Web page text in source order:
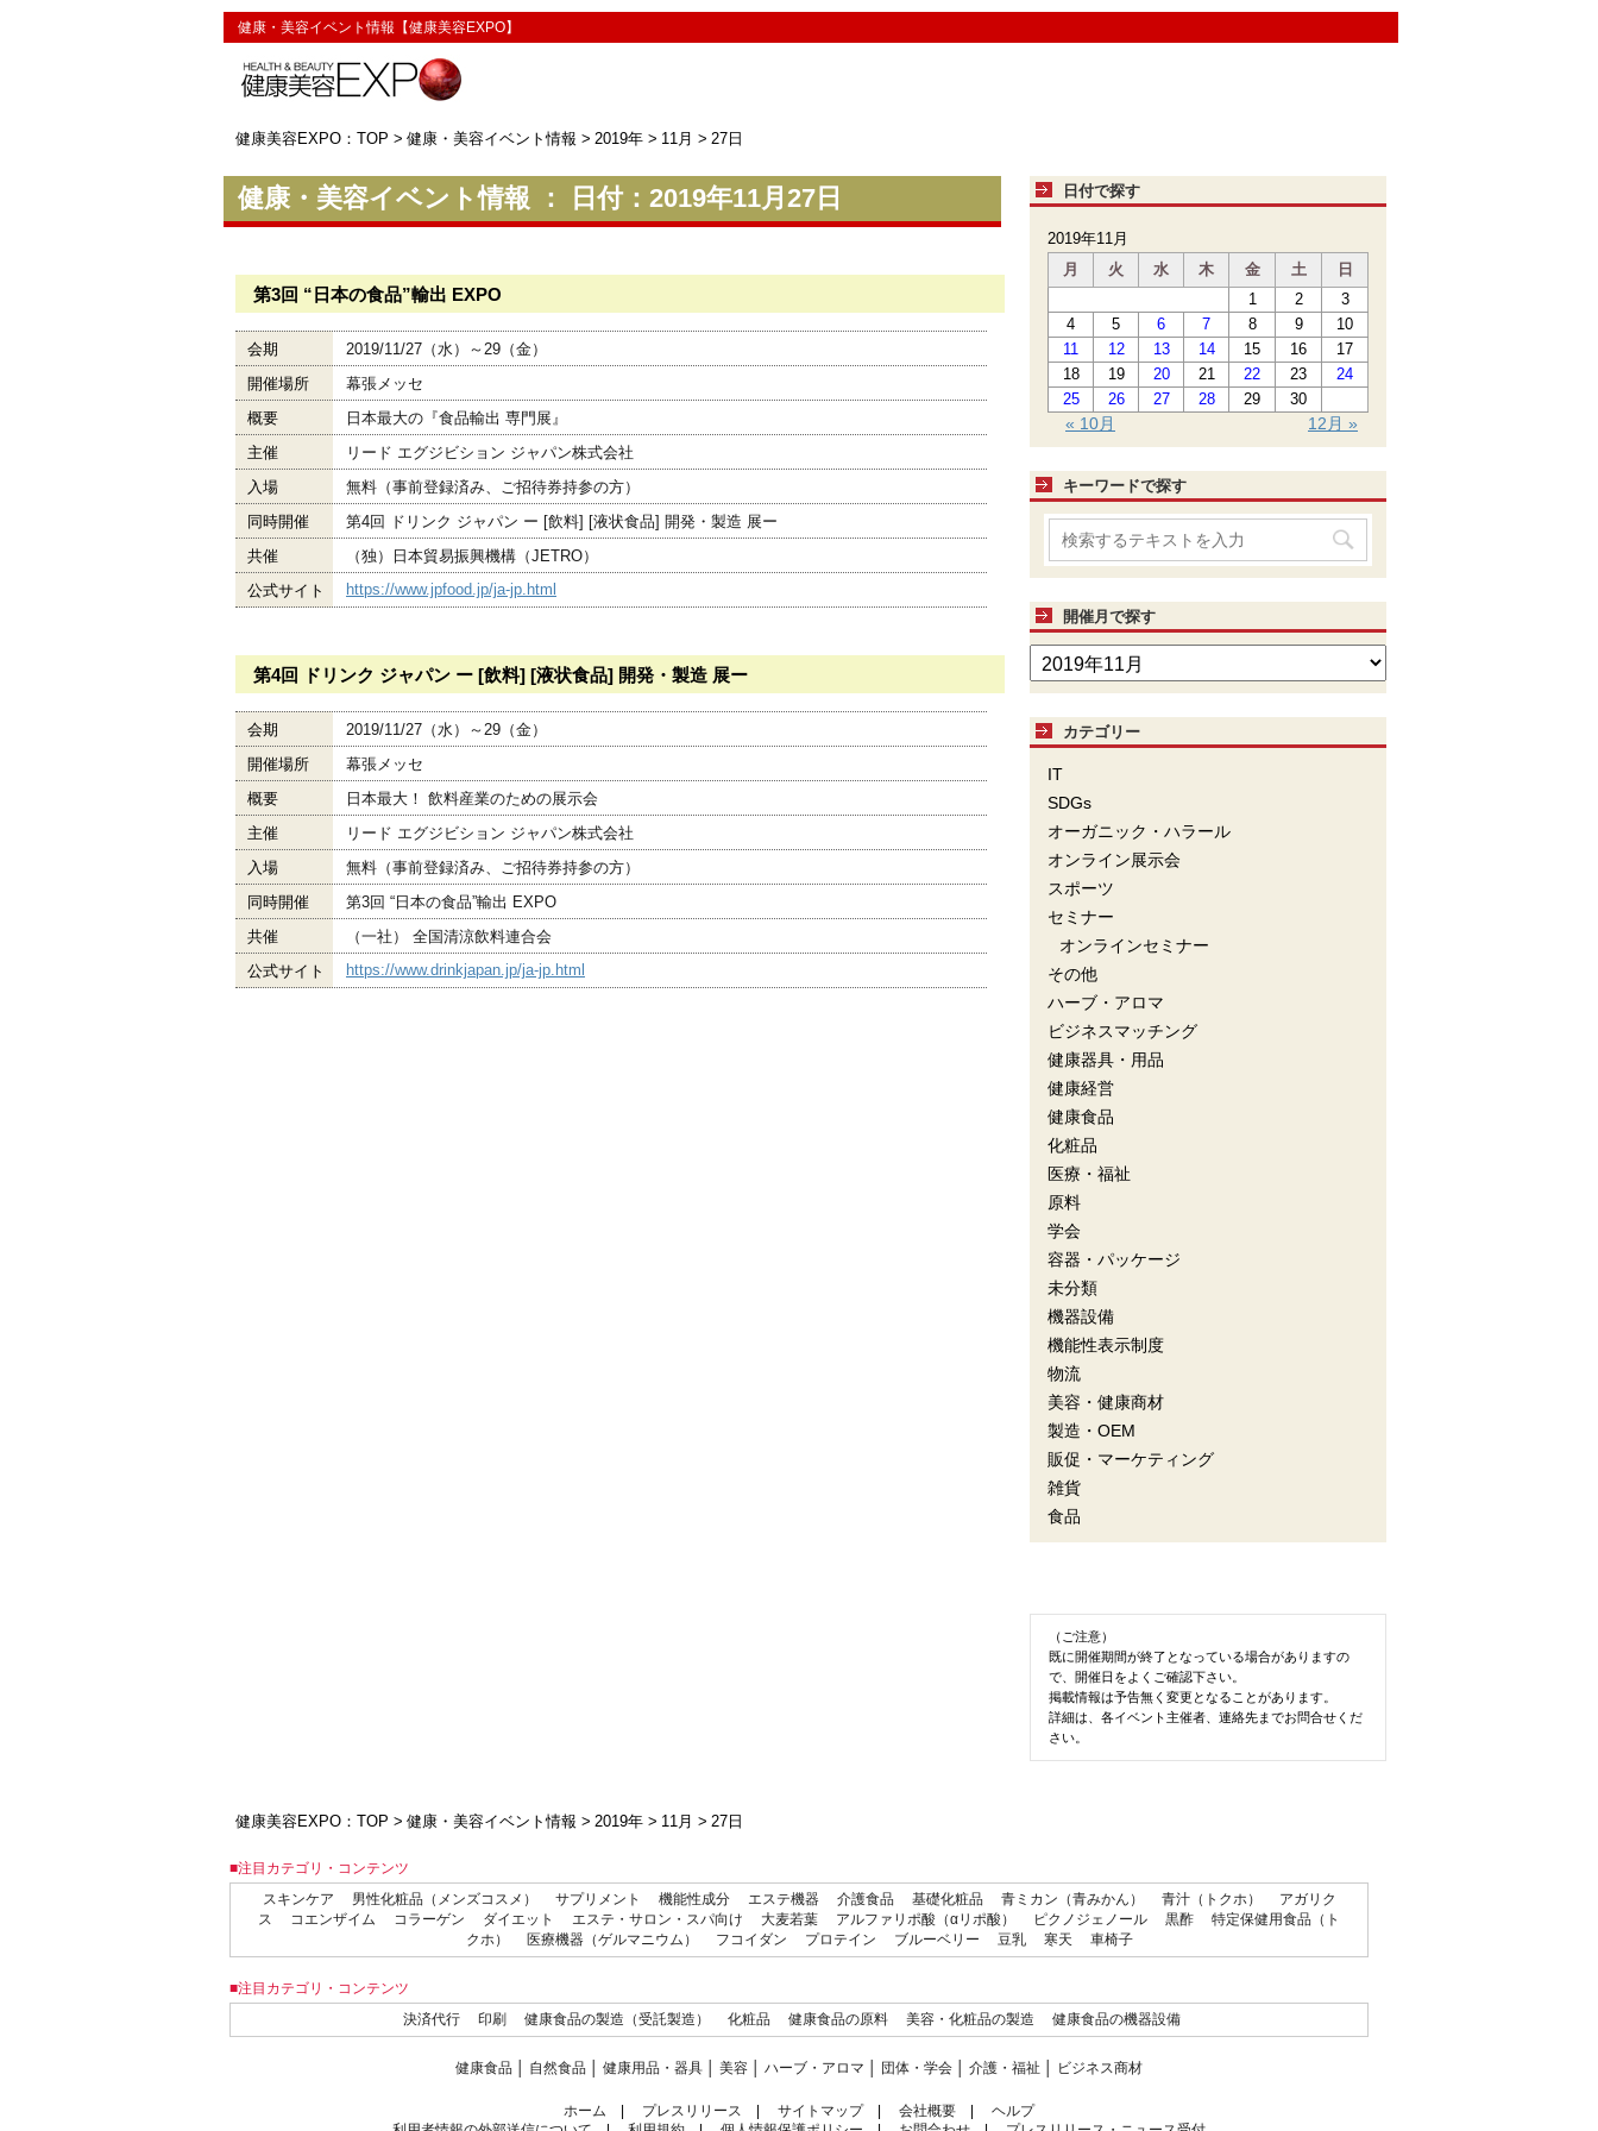
健康・美容イベント情報【健康美容EXPO】
健康美容EXPO：TOP > 健康・美容イベント情報 > 2019年> 11月 > 27日
健康・美容イベント情報 ： 日付：2019年11月27日
第3回 “日本の食品”輸出 EXPO
会期
2019/11/27（水）～29（金）
開催場所
幕張メッセ
概要
日本最大の『食品輸出 専門展』
主催
リード エグジビション ジャパン株式会社
入場
無料（事前登録済み、ご招待券持参の方）
同時開催
第4回 ドリンク ジャパン ー [飲料] [液状食品] 開発・製造 展ー
共催
（独）日本貿易振興機構（JETRO）
公式サイト
https://www.jpfood.jp/ja-jp.html
第4回 ドリンク ジャパン ー [飲料] [液状食品] 開発・製造 展ー
会期
2019/11/27（水）～29（金）
開催場所
幕張メッセ
概要
日本最大！ 飲料産業のための展示会
主催
リード エグジビション ジャパン株式会社
入場
無料（事前登録済み、ご招待券持参の方）
同時開催
第3回 “日本の食品”輸出 EXPO
共催
（一社） 全国清涼飲料連合会
公式サイト
https://www.drinkjapan.jp/ja-jp.html
日付で探す
2019年11月
月
火 水 木 金 土
日
1
2
3
4
5 6 7 8 9
10
11
12 13 14 15 16
17
18
19 20 21 22 23
24
25
26 27 28 29 30
« 10月 12月 »
キーワードで探す
開催月で探す
カテゴリー
IT
SDGs
オーガニック・ハラール
オンライン展示会
スポーツ
セミナー
オンラインセミナー
その他
ハーブ・アロマ
ビジネスマッチング
健康器具・用品
健康経営
健康食品
化粧品
医療・福祉
原料
学会
容器・パッケージ
未分類
機器設備
機能性表示制度
物流
美容・健康商材
製造・OEM
販促・マーケティング
雑貨
食品
（ご注意）
既に開催期間が終了となっている場合がありますの
で、開催日をよくご確認下さい。
掲載情報は予告無く変更となることがあります。
詳細は、各イベント主催者、連絡先までお問合せくだ
さい。
健康美容EXPO：TOP > 健康・美容イベント情報 > 2019年> 11月 > 27日
■注目カテゴリ・コンテンツ
スキンケア
男性化粧品（メンズコスメ） サプリメント 機能性成分 エステ機器 介護食品 基礎化粧品 青ミカン（青みかん） 青汁（トクホ）
アガリク
ス
コエンザイム コラーゲン ダイエット エステ・サロン・スパ向け 大麦若葉 アルファリポ酸（αリポ酸） ピクノジェノール 黒酢
特定保健用食品（ト
クホ）
医療機器（ゲルマニウム） フコイダン プロテイン ブルーベリー 豆乳 寒天 車椅子
■注目カテゴリ・コンテンツ
決済代行
印刷 健康食品の製造（受託製造） 化粧品 健康食品の原料 美容・化粧品の製造 健康食品の機器設備
健康食品 自然食品 健康用品・器具 美容 ハーブ・アロマ 団体・学会 介護・福祉 ビジネス商材
ホーム プレスリリース サイトマップ| 会社概要
ヘルプ